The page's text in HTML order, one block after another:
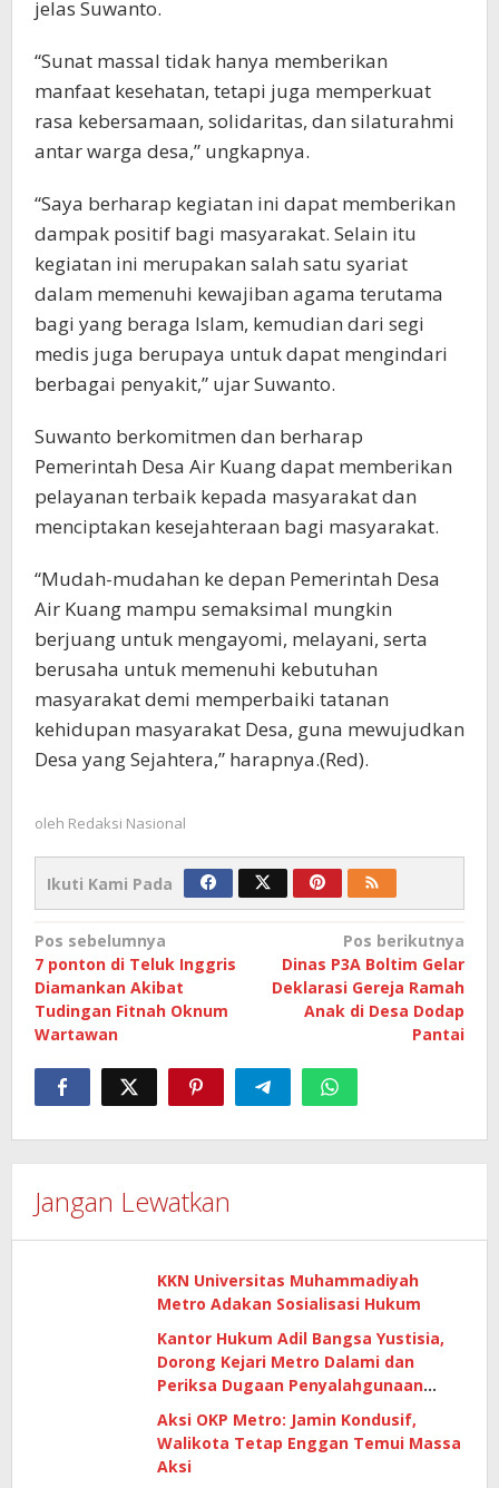
jelas Suwanto.
“Sunat massal tidak hanya memberikan
manfaat kesehatan, tetapi juga memperkuat
rasa kebersamaan, solidaritas, dan silaturahmi
antar warga desa,” ungkapnya.
“Saya berharap kegiatan ini dapat memberikan
dampak positif bagi masyarakat. Selain itu
kegiatan ini merupakan salah satu syariat
dalam memenuhi kewajiban agama terutama
bagi yang beraga Islam, kemudian dari segi
medis juga berupaya untuk dapat mengindari
berbagai penyakit,” ujar Suwanto.
Suwanto berkomitmen dan berharap
Pemerintah Desa Air Kuang dapat memberikan
pelayanan terbaik kepada masyarakat dan
menciptakan kesejahteraan bagi masyarakat.
“Mudah-mudahan ke depan Pemerintah Desa
Air Kuang mampu semaksimal mungkin
berjuang untuk mengayomi, melayani, serta
berusaha untuk memenuhi kebutuhan
masyarakat demi memperbaiki tatanan
kehidupan masyarakat Desa, guna mewujudkan
Desa yang Sejahtera,” harapnya.(Red).
oleh Redaksi Nasional
Ikuti Kami Pada
Navigasi
pos
Pos sebelumnya
7 ponton di Teluk Inggris
Diamankan Akibat
Tudingan Fitnah Oknum
Wartawan
Pos berikutnya
Dinas P3A Boltim Gelar
Deklarasi Gereja Ramah
Anak di Desa Dodap
Pantai
Jangan Lewatkan
KKN Universitas Muhammadiyah
Metro Adakan Sosialisasi Hukum
Kantor Hukum Adil Bangsa Yustisia,
Dorong Kejari Metro Dalami dan
Periksa Dugaan Penyalahgunaan
Aksi OKP Metro: Jamin Kondusif,
Walikota Tetap Enggan Temui Massa
Aksi